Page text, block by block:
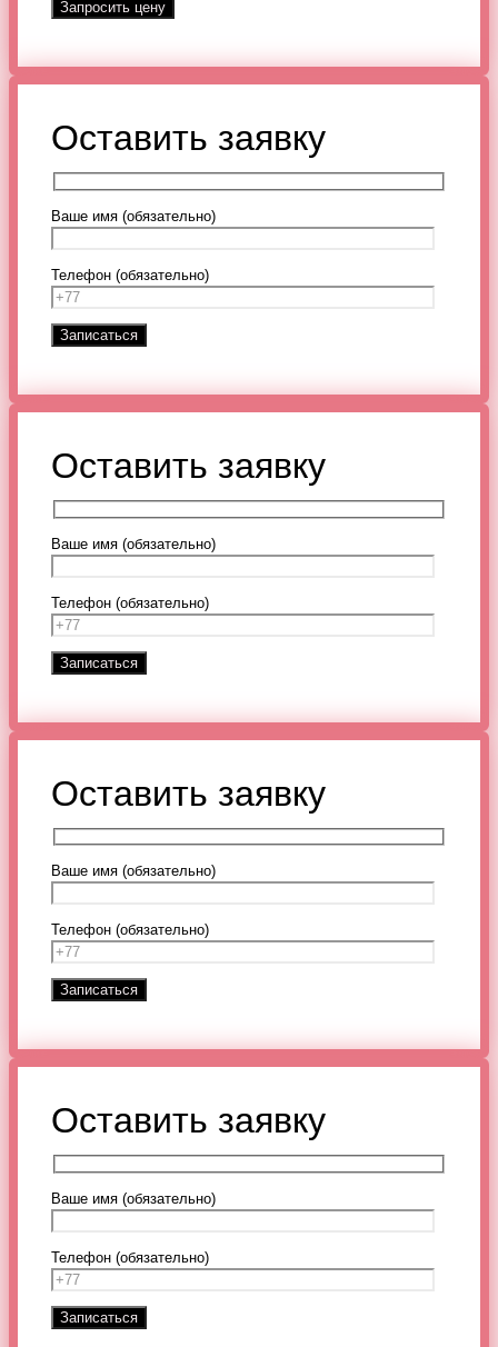
Оставить заявку
Ваше имя (обязательно)
Телефон (обязательно)
Оставить заявку
Ваше имя (обязательно)
Телефон (обязательно)
Оставить заявку
Ваше имя (обязательно)
Телефон (обязательно)
Оставить заявку
Ваше имя (обязательно)
Телефон (обязательно)